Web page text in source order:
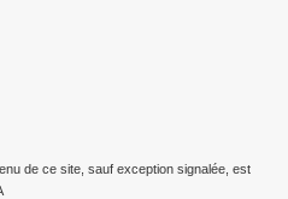
de ce site, sauf exception signalée, est